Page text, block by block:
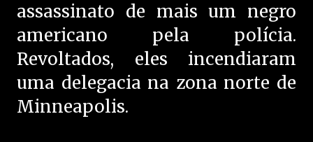
assassinato de mais um negro
americano pela polícia.
Revoltados, eles incendiaram
uma delegacia na zona norte de
Minneapolis.